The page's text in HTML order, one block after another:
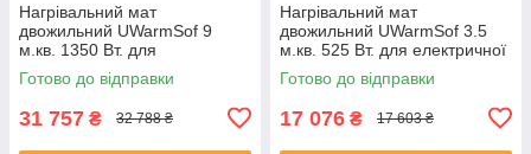
Нагрівальний мат
двожильний UWarmSof 9
м.кв. 1350 Вт. для
електричної теплої підлоги
Готово до відправки
31 757 ₴ 32 788 ₴
Нагрівальний мат
двожильний UWarmSof 3.5
м.кв. 525 Вт. для електричної
теплої підлоги
Готово до відправки
17 076 ₴ 17 603 ₴